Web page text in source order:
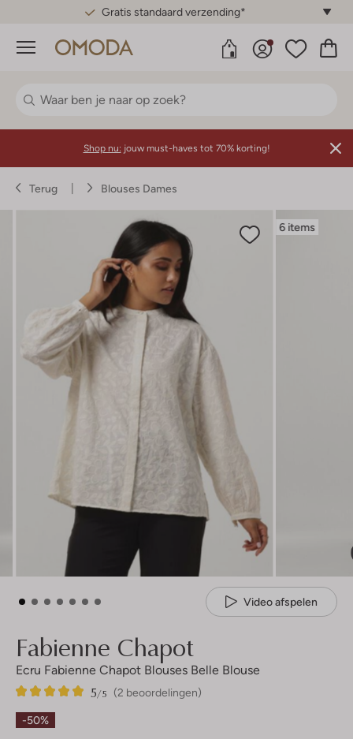
Gratis standaard verzending*
Menu
Shop nu: jouw must-haves tot 70% korting!
Terug Blouses Dames
6 items
Video afspelen
Fabienne Chapot
Ecru Fabienne Chapot Blouses Belle Blouse
(2 beoordelingen)
5/5
2
5
Sterren
-50%